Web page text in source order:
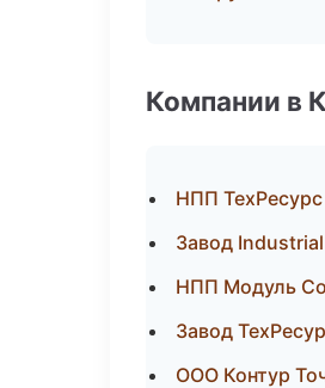
Компании в
НПП
Завод
НПП Модуль
Завод
ООО Контур